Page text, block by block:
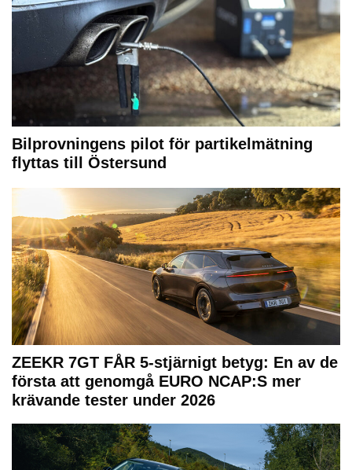
Bilprovningens pilot för partikelmätning
flyttas till Östersund
ZEEKR 7GT FÅR 5-stjärnigt betyg: En av de
första att genomgå EURO NCAP:S mer
krävande tester under 2026